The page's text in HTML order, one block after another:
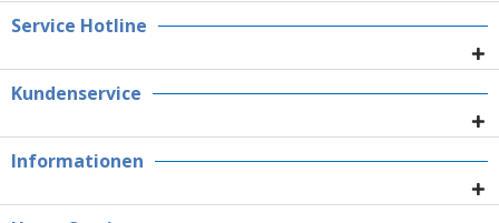
Service Hotline
Kundenservice
Informationen